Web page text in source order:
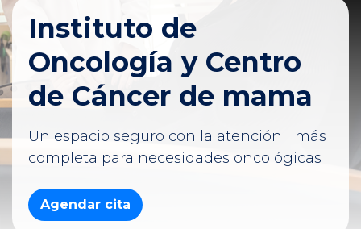
Instituto de
Oncología y Centro
de Cáncer de mama
Un espacio seguro con la atención más
completa para necesidades oncológicas
Agendar cita